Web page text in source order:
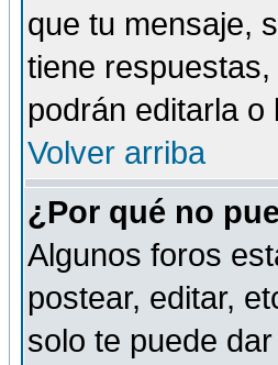
que tu mensaje,
tiene
podrán editarla o
Volver arriba
¿Por qué no
Algunos foros
postear, editar,
solo te puede